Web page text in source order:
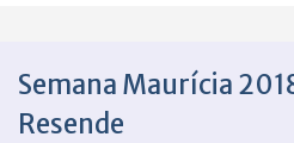
Semana Maurícia
Resende